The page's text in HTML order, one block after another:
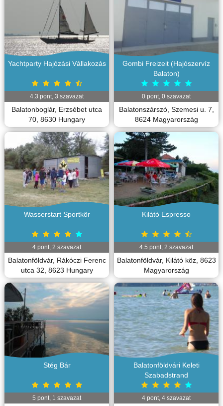
Yachtparty Hajózási Vállakozás
4.3 pont, 3 szavazat
Balatonboglár, Erzsébet utca
70, 8630 Hungary
Gombi Freizeit (Hajószervíz
Balaton)
0 pont, 0 szavazat
Balatonszárszó, Szemesi u. 7,
8624 Magyarország
Wasserstart Sportkör
4 pont, 2 szavazat
Balatonföldvár, Rákóczi Ferenc
utca 32, 8623 Hungary
Kilátó Espresso
4.5 pont, 2 szavazat
Balatonföldvár, Kilátó köz, 8623
Magyarország
Stég Bár
5 pont, 1 szavazat
Balatonföldvári Keleti
Szabadstrand
4 pont, 4 szavazat